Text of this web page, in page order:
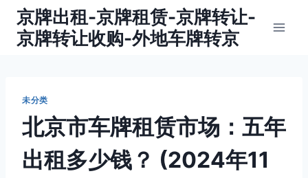
京牌出租-京牌租赁-京牌转让-
京牌转让收购-外地车牌转京
未分类
北京市车牌租赁市场：五年
出租多少钱？ (2024年11